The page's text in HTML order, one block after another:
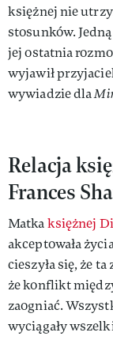
księżnej nie
stosunków.
jej ostatnia
wyjawił
wywiadzie dla
Relacja
Frances
Matkaksiężnej
akceptowała
cieszyła się, że
że konflikt
zaogniać.
wyciągały